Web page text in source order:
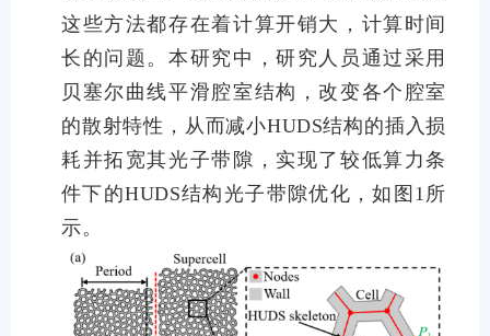
这些方法都存在着计算开销大，计算时间
长的问题。本研究中，研究人员通过采用
贝塞尔曲线平滑腔室结构，改变各个腔室
的散射特性，从而减小HUDS结构的插入损
耗并拓宽其光子带隙，实现了较低算力条
件下的HUDS结构光子带隙优化，如图1所
示。